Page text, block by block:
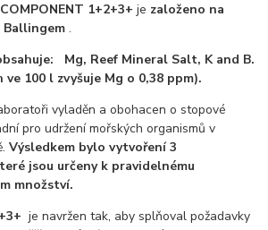
1+2+3+ je založeno na
.
Mg, Reef Mineral Salt, K and B.
100 l zvyšuje Mg o 0,38 ppm).
vyladěn a obohacen o stopové
pro udržení mořských organismů v
Výsledkem bylo vytvoření 3
jsou určeny k pravidelnému
množství.
je navržen tak, aby splňoval požadavky